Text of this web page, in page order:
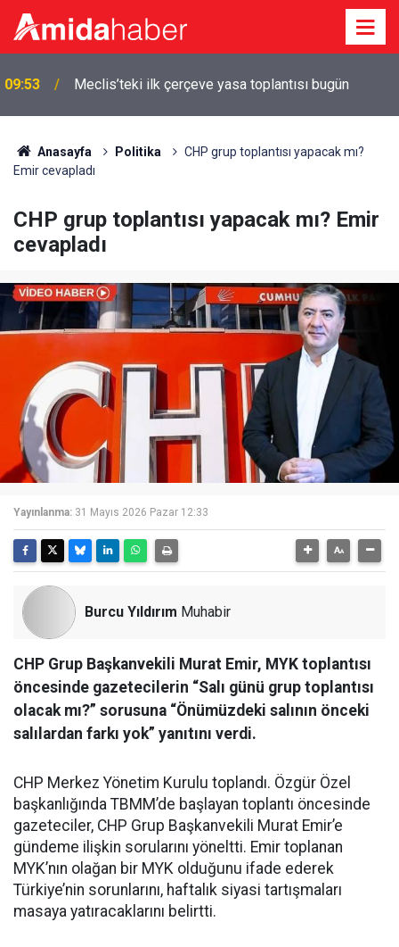
09:53 Meclis’teki ilk çerçeve yasa toplantısı bugün
Anasayfa Politika
CHP grup toplantısı yapacak mı?
Emir cevapladı
CHP grup toplantısı yapacak mı? Emir
cevapladı
Yayınlanma: 31 Mayıs 2026 Pazar 12:33
Burcu Yıldırım Muhabir
CHP Grup Başkanvekili Murat Emir, MYK toplantısı
öncesinde gazetecilerin “Salı günü grup toplantısı
olacak mı?” sorusuna “Önümüzdeki salının önceki
salılardan farkı yok” yanıtını verdi.
CHP Merkez Yönetim Kurulu toplandı. Özgür Özel
başkanlığında TBMM’de başlayan toplantı öncesinde
gazeteciler, CHP Grup Başkanvekili Murat Emir’e
gündeme ilişkin sorularını yöneltti. Emir toplanan
MYK’nın olağan bir MYK olduğunu ifade ederek
Türkiye’nin sorunlarını, haftalık siyasi tartışmaları
masaya yatıracaklarını belirtti.